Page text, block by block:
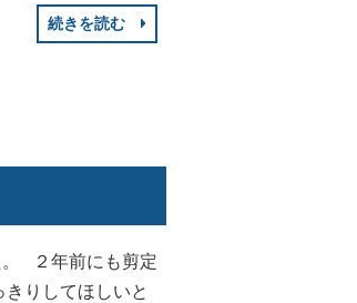
続きを読む
。 ２年前にも剪定
りしてほしいと